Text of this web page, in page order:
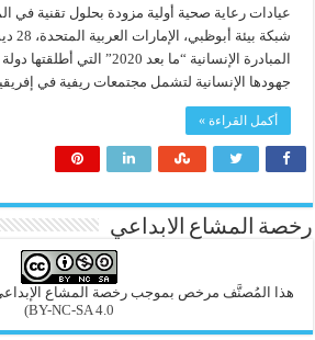
عيادات رعاية صحية أولية مزودة بحلول تقنية في
المبادرة الإنسانية “ما بعد
جهودها الإنسانية لتشمل مجتمعات ريفية في
أكمل القراءة »
رخصة المشاع الابداعي
هذا المُصنَّف مرخص بموجب رخصة المشاع الإبداعي، غير
BY-NC-SA 4.0)